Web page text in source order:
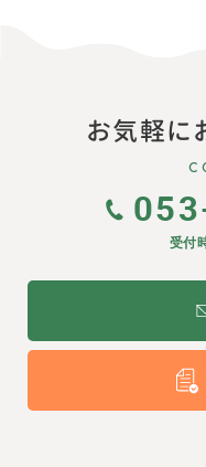
お気軽に
受付